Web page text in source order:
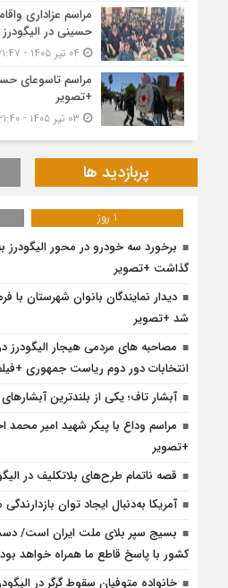
مراسم عزاداری
حسینی در
مراسم تاسوعای
+تصویر
پربازدید ها
1 روز
گذاشت +تصویر
دیدار نمایندگان بانوان شهرستان با
شد +تصویر
مصاحبه های مردمی هیجار الیگودرز
انتخابات دور دوم ریاست جمهوری
آبشار تاف؛ یکی از بلندترین
مراسم وداع با پیکر شهید امیر محمد
+تصویر
قصه ناتمام طرح‌های بلاتکلیف در
آمریکا به‌دنبال ایجاد توان
بسیج سپر بلای ملت ایران است/
کشور با پاسخ قاطع ما همراه خواهد بود
خانواده متوفیان سقوط گرگر در